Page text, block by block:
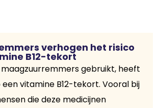
verhogen het risico
B12-tekort
gebruikt, heeft
vitamine B12-tekort. Vooral bij
die deze medicijnen